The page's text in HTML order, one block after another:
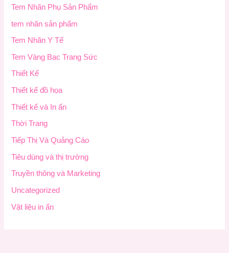
Tem Nhãn Phụ Sản Phẩm
tem nhãn sản phẩm
Tem Nhãn Y Tế
Tem Vàng Bạc Trang Sức
Thiết Kế
Thiết kế đồ họa
Thiết kế và In ấn
Thời Trang
Tiếp Thị Và Quảng Cáo
Tiêu dùng và thị trường
Truyền thông và Marketing
Uncategorized
Vật liệu in ấn